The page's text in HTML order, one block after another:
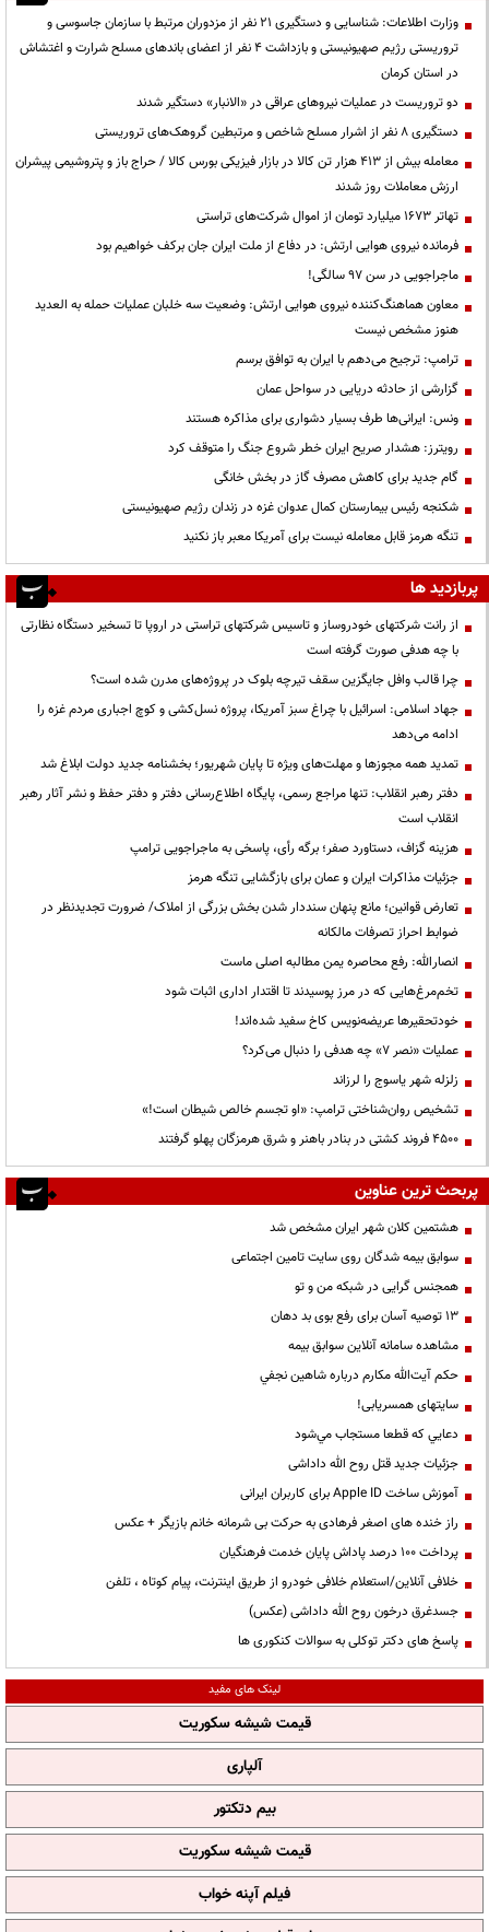
وزارت اطلاعات: شناسایی و دستگیری ۲۱ نفر از مزدوران مرتبط با سازمان جاسوسی و
تروریستی رژیم صهیونیستی و بازداشت ۴ نفر از اعضای باندهای مسلح شرارت و اغتشاش
در استان کرمان
دو تروریست در عملیات نیروهای عراقی در «الانبار» دستگیر شدند
دستگیری ۸ نفر از اشرار مسلح شاخص و مرتبطین گروهک‌های تروریستی
معامله بیش از ۴۱۳ هزار تن کالا در بازار فیزیکی بورس کالا / حراج باز و پتروشیمی پیشران
ارزش معاملات روز شدند
تهاتر ۱۶۷۳ میلیارد تومان از اموال شرکت‌های تراستی
فرمانده نیروی هوایی ارتش: در دفاع از ملت ایران جان برکف خواهیم بود
ماجراجویی در سن ۹۷ سالگی!
معاون هماهنگ‌کننده نیروی هوایی ارتش: وضعیت سه خلبان عملیات حمله به العدید
هنوز مشخص نیست
ترامپ: ترجیح می‌دهم با ایران به توافق برسم
گزارشی از حادثه دریایی در سواحل عمان
ونس: ایرانی‌ها طرف بسیار دشواری برای مذاکره هستند
رویترز: هشدار صریح ایران خطر شروع جنگ را متوقف کرد
گام جدید برای کاهش مصرف گاز در بخش خانگی
شکنجه رئیس بیمارستان کمال عدوان غزه در زندان رژیم صهیونیستی
تنگه هرمز قابل معامله نیست برای آمریکا معبر باز نکنید
پربازدید ها
از رانت‌ شرکتهای خودروساز و تاسیس شرکتهای تراستی در اروپا تا تسخیر دستگاه نظارتی
با چه هدفی صورت گرفته است
چرا قالب وافل جایگزین سقف تیرچه بلوک در پروژه‌های مدرن شده است؟
جهاد اسلامی: اسرائیل با چراغ سبز آمریکا، پروژه نسل‌کشی و کوچ اجباری مردم غزه را
ادامه می‌دهد
تمدید همه مجوزها و مهلت‌های ویژه تا پایان شهریور؛ بخشنامه جدید دولت ابلاغ شد
دفتر رهبر انقلاب: تنها مراجع رسمی، پایگاه اطلاع‌رسانی دفتر و دفتر حفظ و نشر آثار رهبر
انقلاب است
هزینه گزاف، دستاورد صفر؛ برگه رأی، پاسخی به ماجراجویی ترامپ
جزئیات مذاکرات ایران و عمان برای بازگشایی تنگه هرمز
تعارض قوانین؛ مانع پنهان سنددار شدن بخش بزرگی از املاک/ ضرورت تجدیدنظر در
ضوابط احراز تصرفات مالکانه
انصارالله: رفع محاصره یمن مطالبه اصلی ماست
تخم‌مرغ‌هایی که در مرز پوسیدند تا اقتدار اداری اثبات شود
خودتحقیرها عریضه‌نویس کاخ سفید شده‌اند!
عملیات «نصر ۷» چه هدفی را دنبال می‌کرد؟
زلزله شهر یاسوج را لرزاند
تشخیص روان‌شناختی ترامپ: «او تجسم خالص شیطان است!»
۴۵۰۰ فروند کشتی در بنادر باهنر و شرق هرمزگان پهلو گرفتند
پربحث ترین عناوین
هشتمین کلان شهر ایران مشخص شد
سوابق بیمه شدگان روی سایت تامین اجتماعی
همجنس گرایی در شبکه من و تو
13 توصیه آسان برای رفع بوی بد دهان
مشاهده سامانه آنلاين سوابق بیمه
حكم آيت‌الله مكارم درباره شاهين نجفي
سایتهای همسریابی!
دعايي كه قطعا مستجاب مي‌شود
جزئیات جدید قتل روح الله داداشی
آموزش ساخت Apple ID برای کاربران ایرانی
راز خنده های اصغر فرهادی به حرکت بی شرمانه خانم بازیگر + عکس
پرداخت ۱۰۰ درصد پاداش پایان خدمت فرهنگیان
خلافی آنلاین/استعلام خلافی خودرو از طریق اینترنت، پیام کوتاه ، تلفن
جسدغرق درخون روح الله داداشی (عکس)
پاسخ های دکتر توکلی به سوالات کنکوری ها
لینک های مفید
قیمت شیشه سکوریت
آلپاری
بیم دتکتور
قیمت شیشه سکوریت
فیلم آپنه خواب